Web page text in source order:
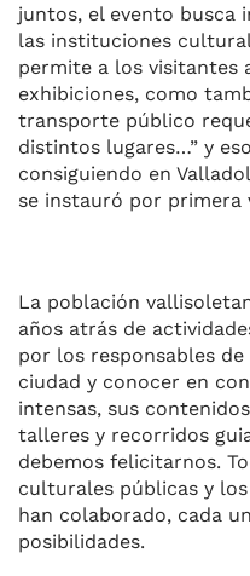
juntos, el evento busca
las instituciones
permite a los visitantes
exhibiciones, como
transporte público
distintos lugares…” y
consiguiendo en
se instauró por primera
La población
años atrás de
por los responsables
ciudad y conocer en
intensas, sus
talleres y recorridos
debemos felicitarnos.
culturales públicas y
han colaborado, cada
posibilidades.